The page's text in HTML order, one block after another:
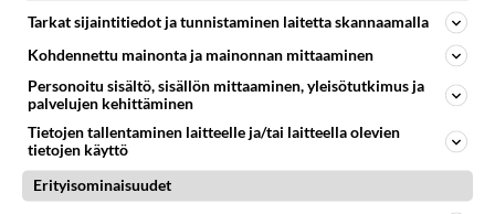
Äänestä Kommentoi
Anonyymi
2024-02-29 15:48:44
Ei sitä VPN:ää ole tarkoitettu untuvikoille ja
varmasti sen pystyy konfiguroimaan myös väärin
Tarkat sijaintitiedot ja tunnistaminen laitetta skannaamalla
Kohdennettu mainonta ja mainonnan mittaaminen
Personoitu sisältö, sisällön mittaaminen, yleisötutkimus ja
palvelujen kehittäminen
Tietojen tallentaminen laitteelle ja/tai laitteella olevien
tietojen käyttö
Erityisominaisuudet